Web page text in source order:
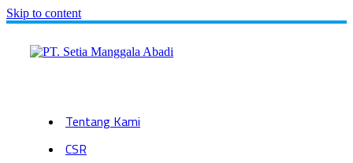
Skip to content
Tentang Kami
CSR